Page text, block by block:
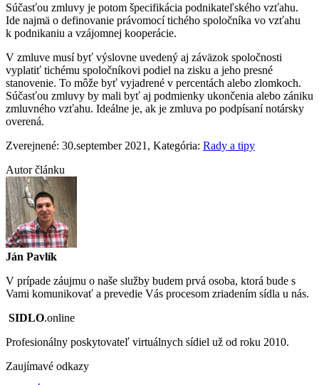
Súčasťou zmluvy je potom špecifikácia podnikateľského vzťahu.
Ide najmä o definovanie právomocí tichého spoločníka vo vzťahu
k podnikaniu a vzájomnej kooperácie.
V zmluve musí byť výslovne uvedený aj záväzok spoločnosti
vyplatiť tichému spoločníkovi podiel na zisku a jeho presné
stanovenie. To môže byť vyjadrené v percentách alebo zlomkoch.
Súčasťou zmluvy by mali byť aj podmienky ukončenia alebo zániku
zmluvného vzťahu. Ideálne je, ak je zmluva po podpísaní notársky
overená.
Zverejnené: 30.september 2021 , Kategória: Rady a tipy
Autor článku
Ján Pavlík
V prípade záujmu o naše služby budem prvá osoba, ktorá bude s
Vami komunikovať a prevedie Vás procesom zriadením sídla u nás.
SIDLO.online
Profesionálny poskytovateľ virtuálnych sídiel už od roku 2010.
Zaujímavé odkazy